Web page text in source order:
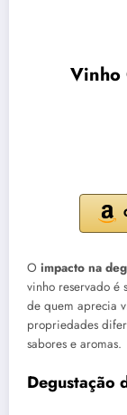
Vinho
O impacto na
vinho reservado é
de quem aprecia
propriedades
sabores e aromas.
Degustação